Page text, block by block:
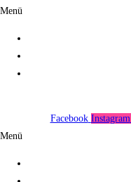
Menü
Facebook Instagram
Menü